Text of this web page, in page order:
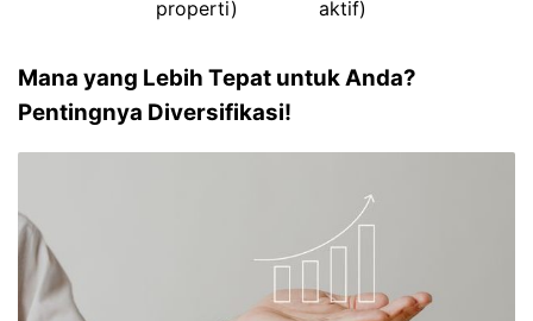
properti)
aktif)
Mana yang Lebih Tepat untuk Anda?
Pentingnya Diversifikasi!